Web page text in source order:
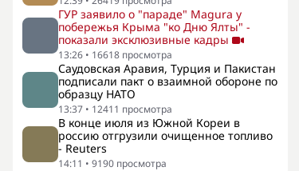
ГУР заявило о "параде" Magura у
побережья Крыма "ко Дню Ялты" -
показали эксклюзивные кадры
13:26 • 16618 просмотра
Саудовская Аравия, Турция и Пакистан
подписали пакт о взаимной обороне по
образцу НАТО
13:37 • 12411 просмотра
В конце июля из Южной Кореи в
россию отгрузили очищенное топливо
- Reuters
14:11 • 9190 просмотра